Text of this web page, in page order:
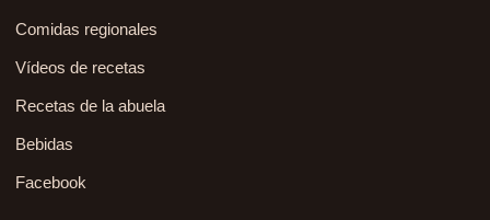
Comidas regionales
Vídeos de recetas
Recetas de la abuela
Bebidas
Facebook